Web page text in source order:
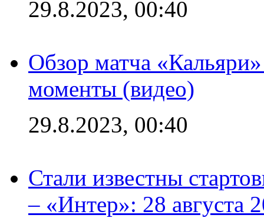
29.8.2023, 00:40
Обзор матча
моменты (видео)
29.8.2023, 00:40
Стали известны
– «Интер»: 28 августа